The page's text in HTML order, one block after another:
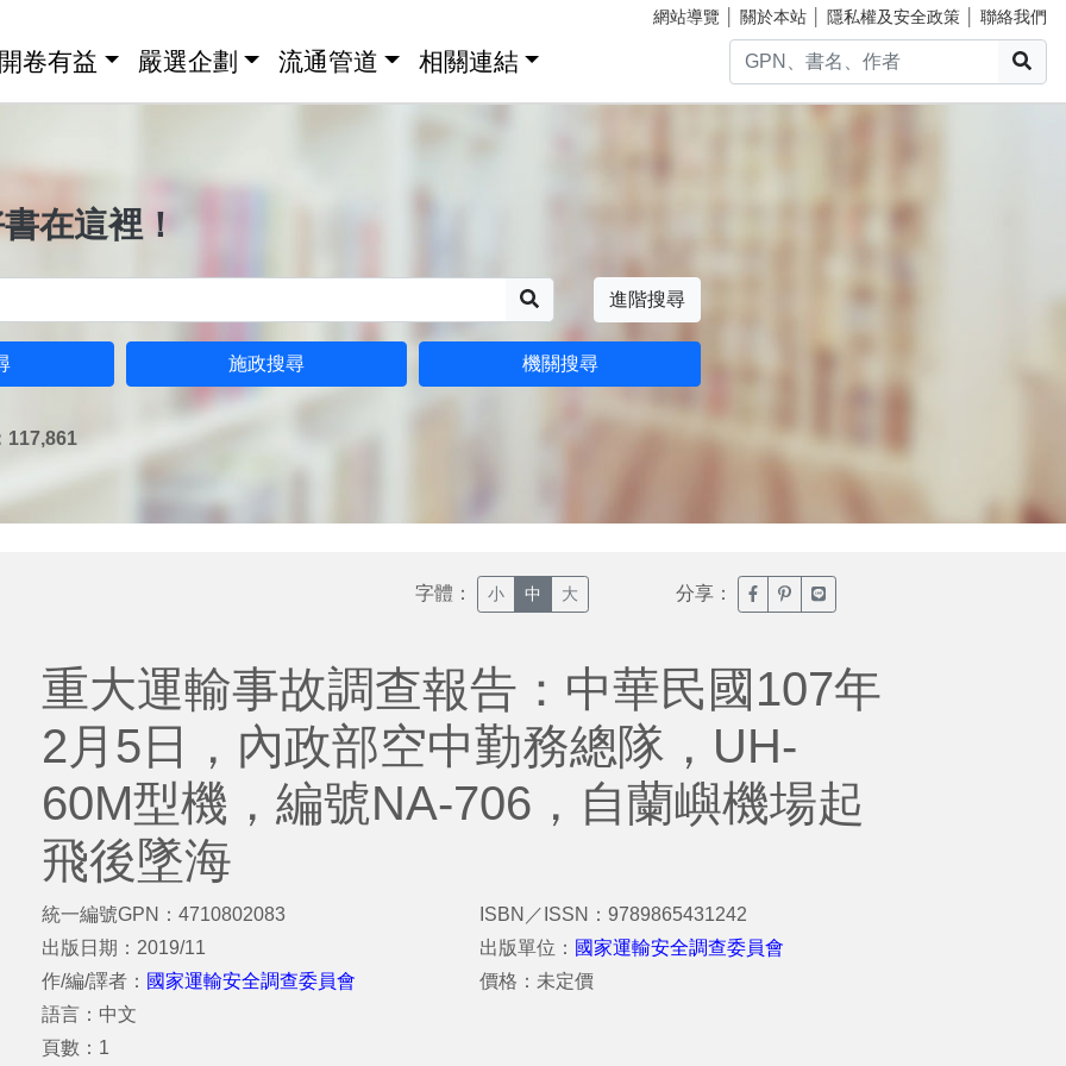
網站導覽 關於本站 隱私權及安全政策 聯絡我們
卷有益 嚴選企劃 流通管道 相關連結
在這裡！
進階搜尋
施政搜尋 機關搜尋
117,861
字體： 小 中 大 分享： 臉書分享(另開新視窗)
噗浪分享(另開新視窗)
Line分享(另開新視窗)
重大運輸事故調查報告：中華民國107年
2月5日，內政部空中勤務總隊，UH-
60M型機，編號NA-706，自蘭嶼機場起
飛後墜海
統一編號GPN：4710802083
出版日期：2019/11
作/編/譯者： 國家運輸安全調查委員會
語言：中文
頁數：1
ISBN／ISSN：9789865431242
出版單位： 國家運輸安全調查委員會
價格：未定價